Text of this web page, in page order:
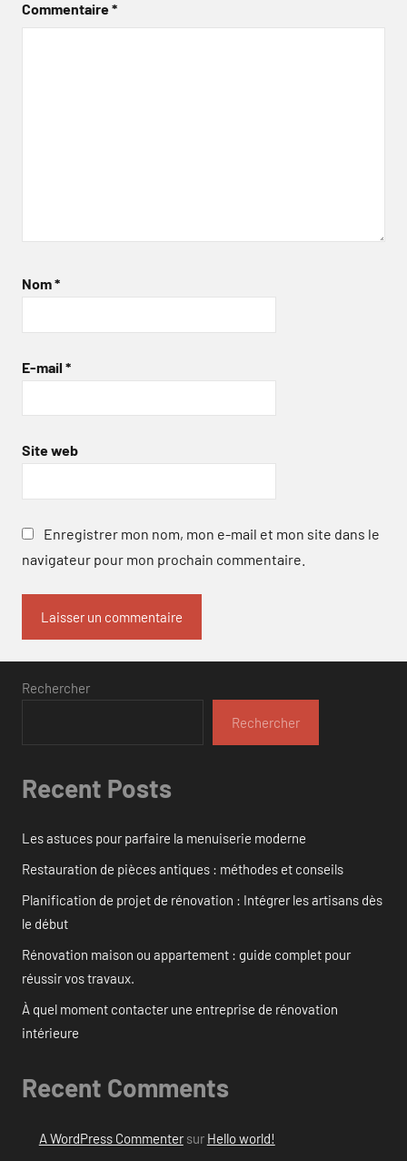
Commentaire*
Nom*
E-mail *
Site web
Enregistrer mon nom, mon e-mail et mon site dans le
navigateur pour mon prochain commentaire.
Rechercher
Rechercher
Recent Posts
Les astuces pour parfaire la menuiserie moderne
Restauration de pièces antiques : méthodes et conseils
Planification de projet de rénovation : Intégrer les artisans dès
le début
Rénovation maison ou appartement : guide complet pour
réussir vos travaux.
À quel moment contacter une entreprise de rénovation
intérieure
Recent Comments
A WordPress Commentersur Hello world!